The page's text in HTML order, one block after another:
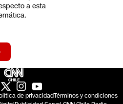
a esta
de privacidadTérminos y condiciones